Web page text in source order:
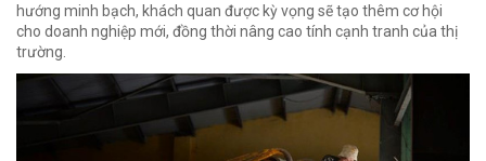
hướng minh bạch, khách quan được kỳ vọng sẽ tạo thêm cơ hội
cho doanh nghiệp mới, đồng thời nâng cao tính cạnh tranh của thị
trường.